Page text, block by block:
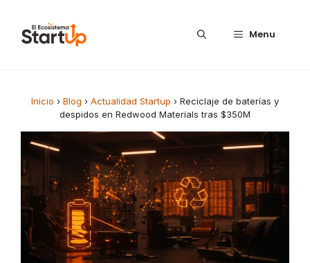
Menu
Inicio › Blog › Actualidad Startup › Reciclaje de baterías y
despidos en Redwood Materials tras $350M